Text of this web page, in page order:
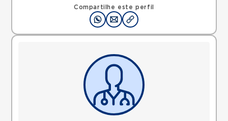
Compartilhe este perfil